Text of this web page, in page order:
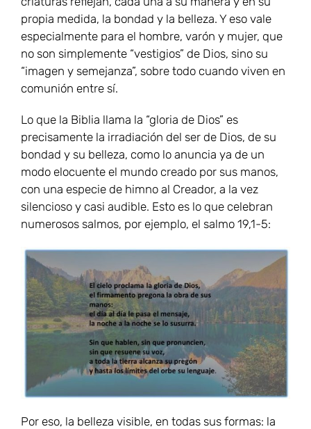
propia medida, la bondad y la belleza. Y eso vale
especialmente para el hombre, varón y mujer, que
no son simplemente “vestigios” de Dios, sino su
“imagen y semejanza”, sobre todo cuando viven en
comunión entre sí.
Lo que la Biblia llama la “gloria de Dios” es
precisamente la irradiación del ser de Dios, de su
bondad y su belleza, como lo anuncia ya de un
modo elocuente el mundo creado por sus manos,
con una especie de himno al Creador, a la vez
silencioso y casi audible. Esto es lo que celebran
numerosos salmos, por ejemplo, el salmo 19,1-5:
Por eso, la belleza visible, en todas sus formas: la